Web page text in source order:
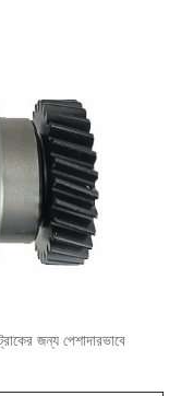
জন্য পেশাদারভাবে